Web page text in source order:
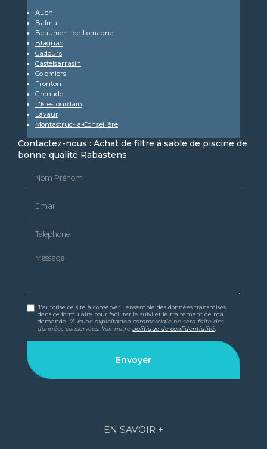
Auch
Balma
Beaumont-de-Lomagne
Blagnac
Cadours
Castelsarrasin
Colomiers
Fronton
Grenade
L'Isle-Jourdain
Lavaur
Montastruc-la-Conseillère
Contactez-nous : Achat de filtre à sable de piscine de
bonne qualité Rabastens
Message
J'autorise ce site à conserver l'ensemble des données transmises
dans ce formulaire pour faciliter le suivi et le traitement de ma
demande. (Aucune exploitation commerciale ne sera faite des
données conservées. Voir notrepolitique de confidentialité)
EN SAVOIR +